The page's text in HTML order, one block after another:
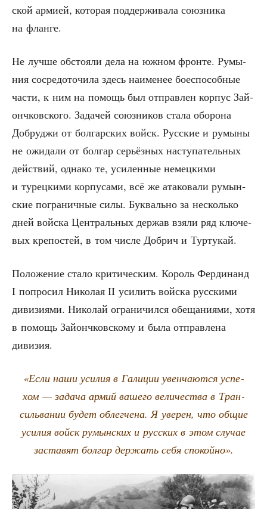
ской арми­ей, кото­рая под­дер­жи­ва­ла союз­ни­ка
на фланге.
Не луч­ше обсто­я­ли дела на южном фрон­те. Румы­
ния сосре­до­то­чи­ла здесь наи­ме­нее бое­спо­соб­ные
части, к ним на помощь был отправ­лен кор­пус Зай­
онч­ков­ско­го. Зада­чей союз­ни­ков ста­ла обо­ро­на
Доб­руд­жи от бол­гар­ских войск. Рус­ские и румы­ны
не ожи­да­ли от бол­гар серьёз­ных насту­па­тель­ных
дей­ствий, одна­ко те, уси­лен­ные немец­ки­ми
и турец­ки­ми кор­пу­са­ми, всё же ата­ко­ва­ли румын­
ские погра­нич­ные силы. Бук­валь­но за несколь­ко
дней вой­ска Цен­траль­ных дер­жав взя­ли ряд клю­че­
вых кре­по­стей, в том чис­ле Добрич и Туртукай.
Поло­же­ние ста­ло кри­ти­че­ским. Король Фер­ди­нанд
I попро­сил Нико­лая II уси­лить вой­ска рус­ски­ми
диви­зи­я­ми. Нико­лай огра­ни­чил­ся обе­ща­ни­я­ми, хотя
в помощь Зай­онч­ков­ско­му и была отправ­ле­на
дивизия.
«Если наши уси­лия в Гали­ции увен­ча­ют­ся успе­
хом — зада­ча армий ваше­го вели­че­ства в Тран­
силь­ва­нии будет облег­че­на. Я уве­рен, что общие
уси­лия войск румын­ских и рус­ских в этом слу­чае
заста­вят бол­гар дер­жать себя спокойно».